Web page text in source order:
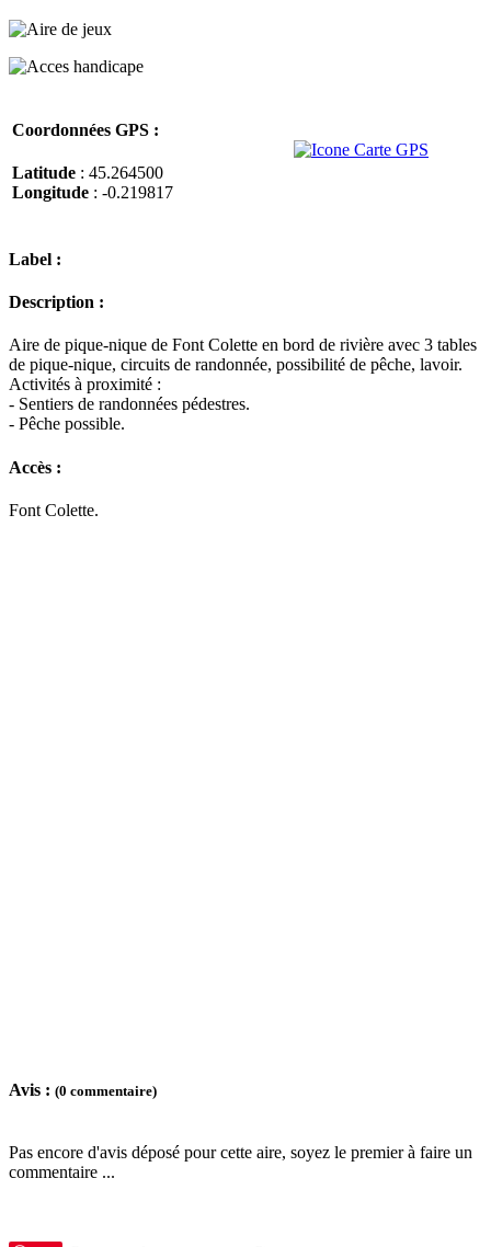
Coordonnées GPS :
Latitude : 45.264500
Longitude : -0.219817
Label :
Description :
Aire de pique-nique de Font Colette en bord de rivière avec 3 tables
de pique-nique, circuits de randonnée, possibilité de pêche, lavoir.
Activités à proximité :
- Sentiers de randonnées pédestres.
- Pêche possible.
Accès :
Font Colette.
Avis : (0 commentaire)
Pas encore d'avis déposé pour cette aire, soyez le premier à faire un
commentaire ...